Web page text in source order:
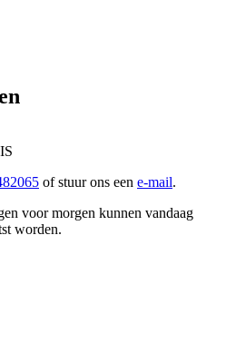
of stuur ons een e-mail.
voor morgen kunnen vandaag
worden.